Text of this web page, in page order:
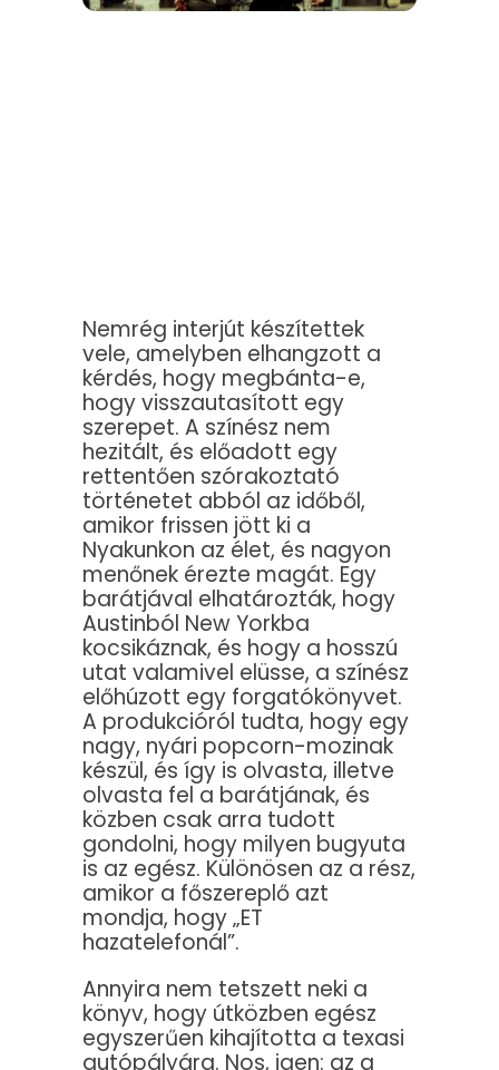
Nemrég interjút készítettek
vele, amelyben elhangzott a
kérdés, hogy megbánta-e,
hogy visszautasított egy
szerepet. A színész nem
hezitált, és előadott egy
rettentően szórakoztató
történetet abból az időből,
amikor frissen jött ki a
Nyakunkon az élet, és nagyon
menőnek érezte magát. Egy
barátjával elhatározták, hogy
Austinból New Yorkba
kocsikáznak, és hogy a hosszú
utat valamivel elüsse, a színész
előhúzott egy forgatókönyvet.
A produkcióról tudta, hogy egy
nagy, nyári popcorn-mozinak
készül, és így is olvasta, illetve
olvasta fel a barátjának, és
közben csak arra tudott
gondolni, hogy milyen bugyuta
is az egész. Különösen az a rész,
amikor a főszereplő azt
mondja, hogy „ET
hazatelefonál”.
Annyira nem tetszett neki a
könyv, hogy útközben egész
egyszerűen kihajította a texasi
autópályára. Nos, igen: az a